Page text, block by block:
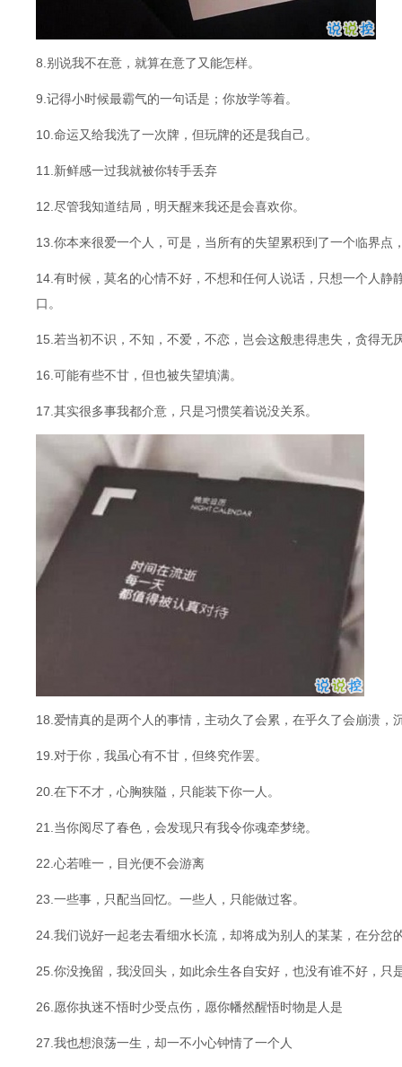
8.别说我不在意，就算在意了又能怎样。
9.记得小时候最霸气的一句话是；你放学等着。
10.命运又给我洗了一次牌，但玩牌的还是我自己。
11.新鲜感一过我就被你转手丢弃
12.尽管我知道结局，明天醒来我还是会喜欢你。
13.你本来很爱一个人，可是，当所有的失望累积到了一个临界点
14.有时候，莫名的心情不好，不想和任何人说话，只想一个人
口。
15.若当初不识，不知，不爱，不恋，岂会这般患得患失，贪得无
16.可能有些不甘，但也被失望填满。
17.其实很多事我都介意，只是习惯笑着说没关系。
18.爱情真的是两个人的事情，主动久了会累，在乎久了会崩溃，
19.对于你，我虽心有不甘，但终究作罢。
20.在下不才，心胸狭隘，只能装下你一人。
21.当你阅尽了春色，会发现只有我令你魂牵梦绕。
22.心若唯一，目光便不会游离
23.一些事，只配当回忆。一些人，只能做过客。
24.我们说好一起老去看细水长流，却将成为别人的某某，在分
25.你没挽留，我没回头，如此余生各自安好，也没有谁不好，只
26.愿你执迷不悟时少受点伤，愿你幡然醒悟时物是人是
27.我也想浪荡一生，却一不小心钟情了一个人